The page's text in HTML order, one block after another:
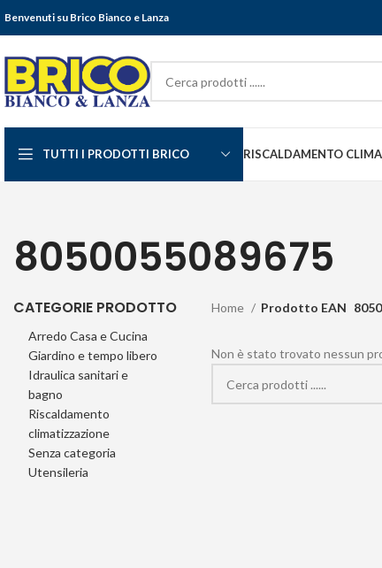
Benvenuti su Brico Bianco e Lanza
TUTTI I PRODOTTI BRICO RISCALDAMENTO
8050055089675
CATEGORIE PRODOTTO
Arredo Casa e Cucina
Giardino e tempo libero
Idraulica sanitari e
bagno
Riscaldamento
climatizzazione
Senza categoria
Utensileria
Home Prodotto EAN
Non è stato trovato nessun